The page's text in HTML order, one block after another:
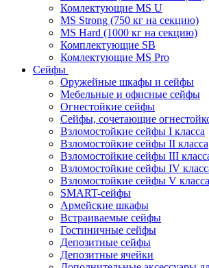
Комлектующие MS U
MS Strong (750 кг на секцию)
MS Hard (1000 кг на секцию)
Комплектующие SB
Комлектующие MS Pro
Сейфы
Оружейные шкафы и сейфы
Мебельные и офисные сейфы
Огнестойкие сейфы
Сейфы, сочетающие
Взломостойкие сейфы I класса
Взломостойкие сейфы II класса
Взломостойкие сейфы III
Взломостойкие сейфы IV
Взломостойкие сейфы V класса
SMART-сейфы
Армейские шкафы
Встраиваемые сейфы
Гостиничные сейфы
Депозитные сейфы
Депозитные ячейки